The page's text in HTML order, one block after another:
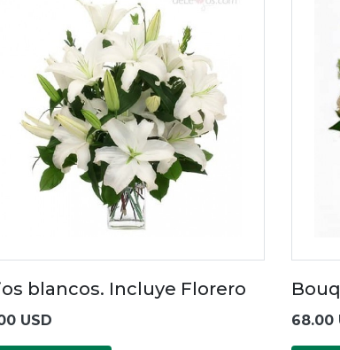
blancos. Incluye Florero
USD 68.00